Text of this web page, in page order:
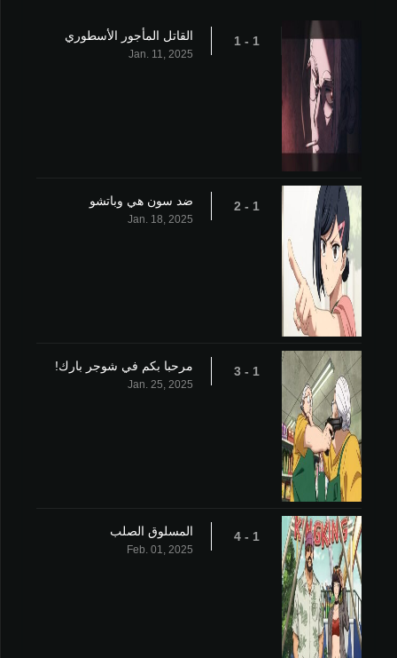
1 - 1 القاتل المأجور الأسطوري
Jan. 11, 2025
1 - 2 ضد سون هي وباتشو
Jan. 18, 2025
1 - 3 مرحبا بكم في شوجر بارك!
Jan. 25, 2025
1 - 4 المسلوق الصلب
Feb. 01, 2025